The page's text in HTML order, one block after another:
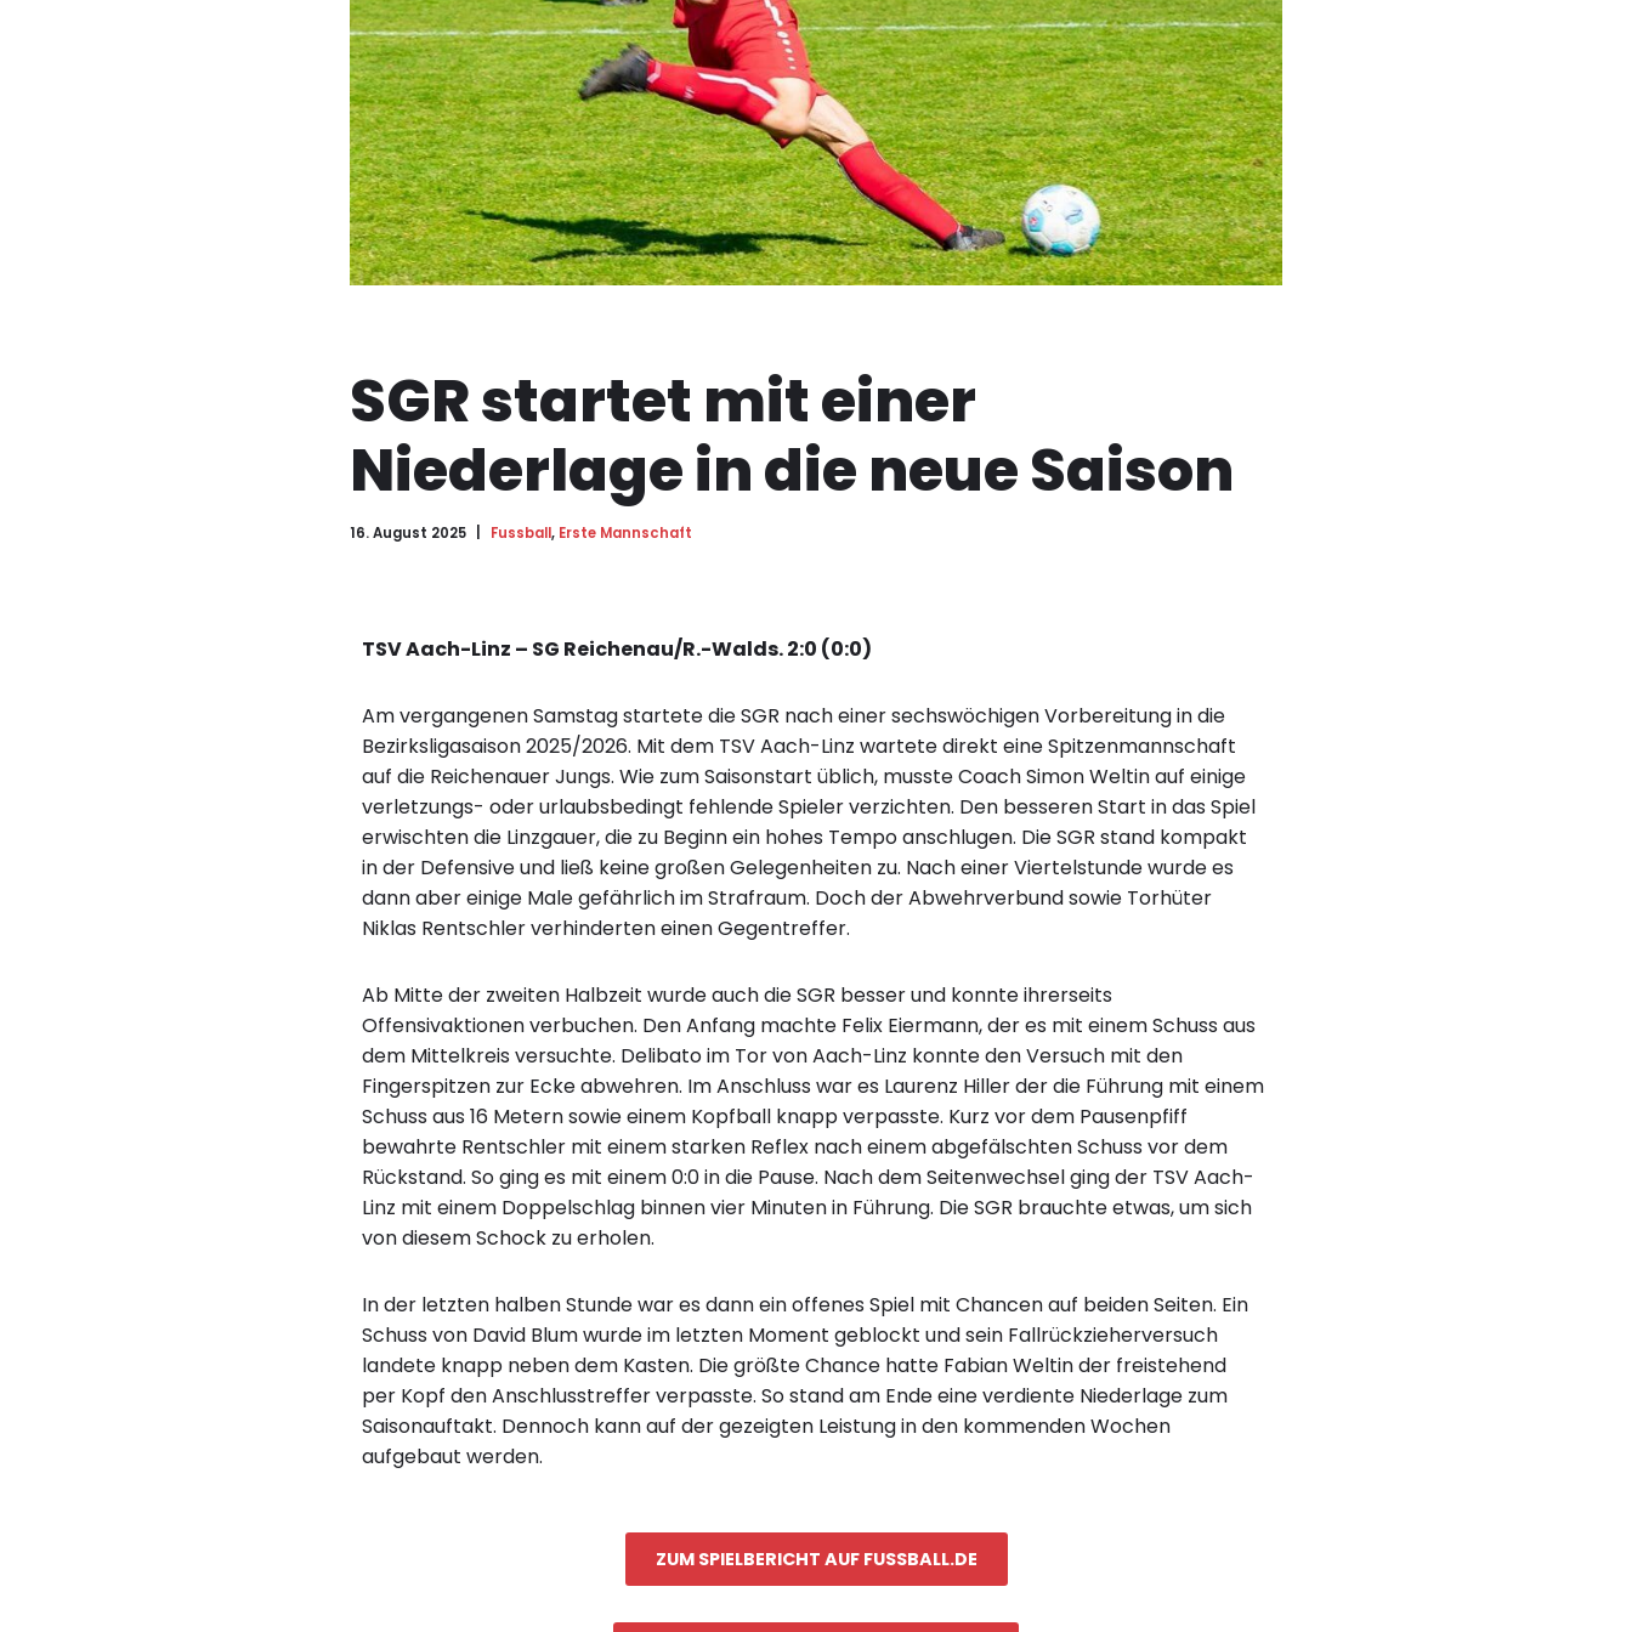
SGR startet mit einer
Niederlage in die neue Saison
16. August 2025 Fussball, Erste Mannschaft
TSV Aach-Linz – SG Reichenau/R.-Walds. 2:0 (0:0)
Am vergangenen Samstag startete die SGR nach einer sechswöchigen Vorbereitung in die
Bezirksligasaison 2025/2026. Mit dem TSV Aach-Linz wartete direkt eine Spitzenmannschaft
auf die Reichenauer Jungs. Wie zum Saisonstart üblich, musste Coach Simon Weltin auf einige
verletzungs- oder urlaubsbedingt fehlende Spieler verzichten. Den besseren Start in das Spiel
erwischten die Linzgauer, die zu Beginn ein hohes Tempo anschlugen. Die SGR stand kompakt
in der Defensive und ließ keine großen Gelegenheiten zu. Nach einer Viertelstunde wurde es
dann aber einige Male gefährlich im Strafraum. Doch der Abwehrverbund sowie Torhüter
Niklas Rentschler verhinderten einen Gegentreffer.
Ab Mitte der zweiten Halbzeit wurde auch die SGR besser und konnte ihrerseits
Offensivaktionen verbuchen. Den Anfang machte Felix Eiermann, der es mit einem Schuss aus
dem Mittelkreis versuchte. Delibato im Tor von Aach-Linz konnte den Versuch mit den
Fingerspitzen zur Ecke abwehren. Im Anschluss war es Laurenz Hiller der die Führung mit einem
Schuss aus 16 Metern sowie einem Kopfball knapp verpasste. Kurz vor dem Pausenpfiff
bewahrte Rentschler mit einem starken Reflex nach einem abgefälschten Schuss vor dem
Rückstand. So ging es mit einem 0:0 in die Pause. Nach dem Seitenwechsel ging der TSV Aach-
Linz mit einem Doppelschlag binnen vier Minuten in Führung. Die SGR brauchte etwas, um sich
von diesem Schock zu erholen.
In der letzten halben Stunde war es dann ein offenes Spiel mit Chancen auf beiden Seiten. Ein
Schuss von David Blum wurde im letzten Moment geblockt und sein Fallrückzieherversuch
landete knapp neben dem Kasten. Die größte Chance hatte Fabian Weltin der freistehend
per Kopf den Anschlusstreffer verpasste. So stand am Ende eine verdiente Niederlage zum
Saisonauftakt. Dennoch kann auf der gezeigten Leistung in den kommenden Wochen
aufgebaut werden.
ZUM SPIELBERICHT AUF FUSSBALL.DE